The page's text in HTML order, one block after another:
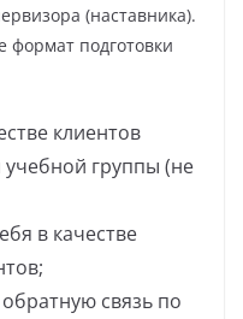
(наставника).
подготовки
клиентов
группы (не
в качестве
связь по